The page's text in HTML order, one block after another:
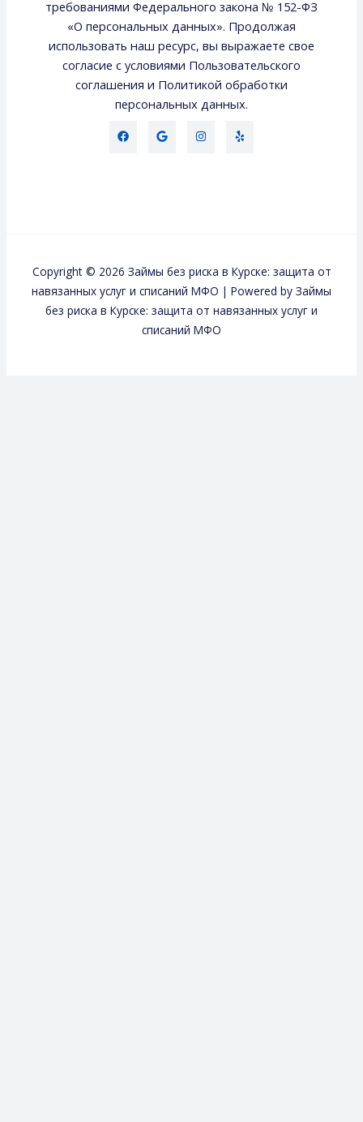
требованиями Федерального закона № 152-ФЗ
«О персональных данных». Продолжая
использовать наш ресурс, вы выражаете свое
согласие с условиями Пользовательского
соглашения и Политикой обработки
персональных данных.
Copyright © 2026 Займы без риска в Курске: защита от
навязанных услуг и списаний МФО | Powered by Займы
без риска в Курске: защита от навязанных услуг и
списаний МФО